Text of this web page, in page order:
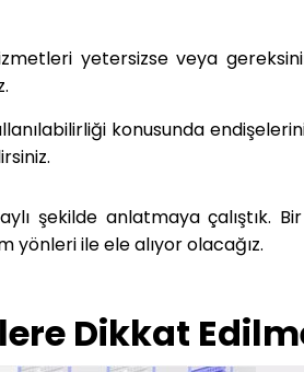
yetersizse veya
konusunda
şekilde anlatmaya çalıştık.
ile ele alıyor olacağız.
Dikkat